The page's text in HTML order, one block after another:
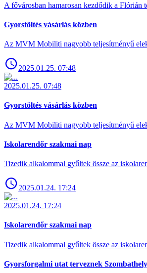
A fővárosban hamarosan kezdődik a Flórián
Gyorstöltés vásárlás közben
Az MVM Mobiliti nagyobb teljesítményű
2025.01.25. 07:48
2025.01.25. 07:48
Gyorstöltés vásárlás közben
Az MVM Mobiliti nagyobb teljesítményű
Iskolarendőr szakmai nap
Tizedik alkalommal gyűltek össze az
2025.01.24. 17:24
2025.01.24. 17:24
Iskolarendőr szakmai nap
Tizedik alkalommal gyűltek össze az
Gyorsforgalmi utat terveznek